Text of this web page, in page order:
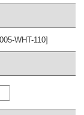
WHT-110]